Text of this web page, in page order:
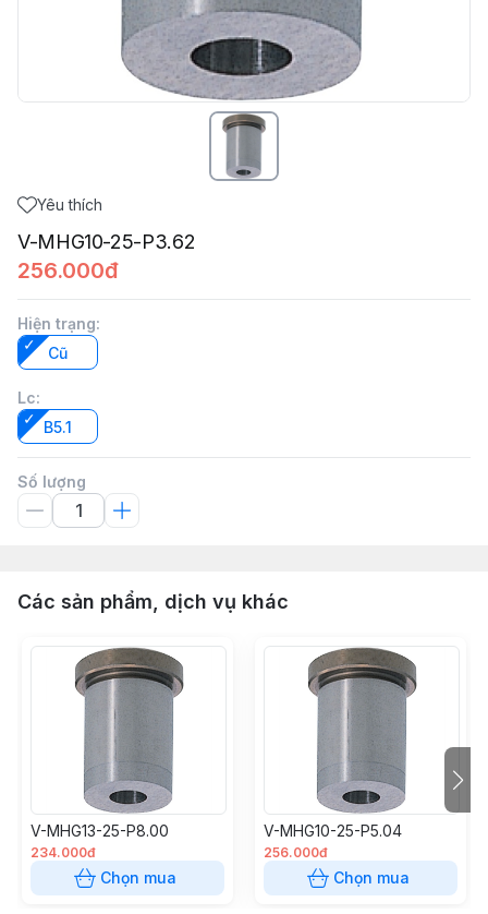
Yêu thích
V-MHG10-25-P3.62
256.000đ
Hiện trạng:
Cũ
Lc:
B5.1
Số lượng
Các sản phẩm, dịch vụ khác
V-MHG13-25-P8.00
234.000đ
Chọn mua
V-MHG10-25-P5.04
256.000đ
Chọn mua